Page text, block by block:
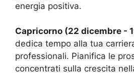
energia positiva.
Capricorno (22 dicembre -
dedica tempo alla tua
professionali. Pianifica le
concentrati sulla crescita